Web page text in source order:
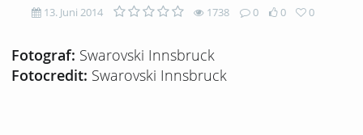
13. Juni 2014 1738
1738
views
0
Kommentare
0
likes
0
favorites
Fotograf: Swarovski Innsbruck
Fotocredit: Swarovski Innsbruck